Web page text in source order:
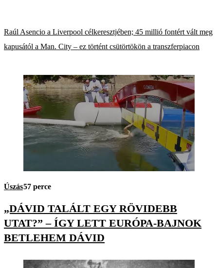
Raúl Asencio a Liverpool célkeresztjében; 45 millió fontért vált meg
kapusától a Man. City – ez történt csütörtökön a transzferpiacon
Úszás57 perce
„DÁVID TALÁLT EGY RÖVIDEBB
UTAT?” – ÍGY LETT EURÓPA-BAJNOK
BETLEHEM DÁVID